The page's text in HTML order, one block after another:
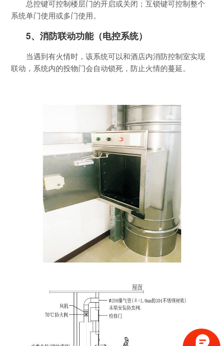
总控键可控制楼层门的开启或关闭；互锁键可控制整个
系统单门使用或多门使用。
5、消防联动功能（电控系统）
当遇到有火情时，该系统可以和酒店内消防控制室实现
联动，系统内的投物门会自动锁死，防止火情的蔓延。